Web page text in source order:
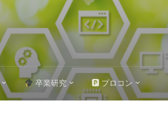
卒業研究 🅿 プロコン